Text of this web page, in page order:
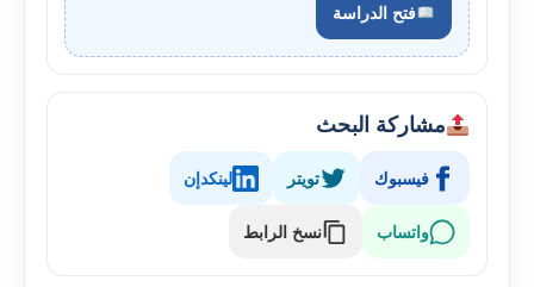
فتح الدراسة
مشاركة البحث
فيسبوك تويتر لينكدإن
واتساب نسخ الرابط